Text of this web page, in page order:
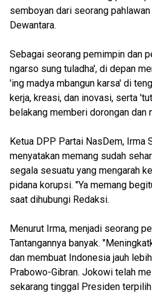
semboyan dari seorang
Dewantara.
Sebagai seorang pemimpin dan
ngarso sung tuladha', di depan
'ing madya mbangun karsa' di
kerja, kreasi, dan inovasi, serta
belakang memberi dorongan dan
Ketua DPP Partai NasDem, Irma
menyatakan memang sudah
segala sesuatu yang mengarah
pidana korupsi. "Ya memang
saat dihubungi Redaksi.
Menurut Irma, menjadi seorang
Tantangannya banyak.
dan membuat Indonesia jauh
Prabowo-Gibran. Jokowi telah
sekarang tinggal Presiden